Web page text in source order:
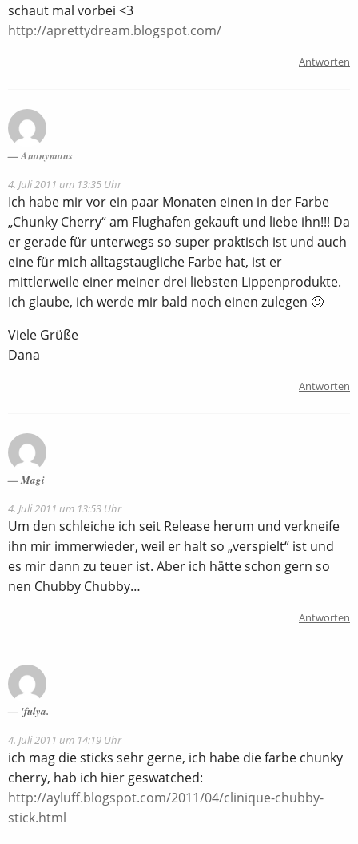
schaut mal vorbei <3
http://aprettydream.blogspot.com/
Antworten
Anonymous
4. Juli 2011 um 13:35 Uhr
Ich habe mir vor ein paar Monaten einen in der Farbe
„Chunky Cherry“ am Flughafen gekauft und liebe ihn!!! Da
er gerade für unterwegs so super praktisch ist und auch
eine für mich alltagstaugliche Farbe hat, ist er
mittlerweile einer meiner drei liebsten Lippenprodukte.
Ich glaube, ich werde mir bald noch einen zulegen 🙂
Viele Grüße
Dana
Antworten
Magi
4. Juli 2011 um 13:53 Uhr
Um den schleiche ich seit Release herum und verkneife
ihn mir immerwieder, weil er halt so „verspielt“ ist und
es mir dann zu teuer ist. Aber ich hätte schon gern so
nen Chubby Chubby…
Antworten
'fulya.
4. Juli 2011 um 14:19 Uhr
ich mag die sticks sehr gerne, ich habe die farbe chunky
cherry, hab ich hier geswatched:
http://ayluff.blogspot.com/2011/04/clinique-chubby-
stick.html